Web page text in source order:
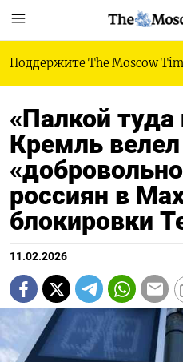
Поддержите The Moscow
«Палкой туда
Кремль
россиян в
блокировки
11.02.2026